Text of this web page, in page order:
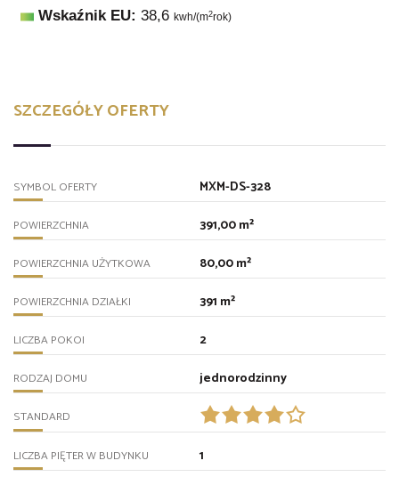
Wskaźnik EU: 38,6 kwh/(m2rok)
SZCZEGÓŁY OFERTY
SYMBOL OFERTY MXM-DS-328
POWIERZCHNIA 391,00 m²
POWIERZCHNIA UŻYTKOWA 80,00 m²
POWIERZCHNIA DZIAŁKI 391 m²
LICZBA POKOI 2
RODZAJ DOMU jednorodzinny
STANDARD
LICZBA PIĘTER W BUDYNKU 1